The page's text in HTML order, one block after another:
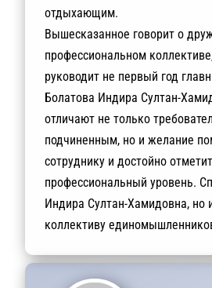
отдыхающим.
Вышесказанное говорит о
профессиональном
руководит не первый год
Болатова Индира Султан-
отличают не только
подчиненным, но и желание
сотруднику и достойно
профессиональный уровень.
Индира Султан-Хамидовна, но
коллективу